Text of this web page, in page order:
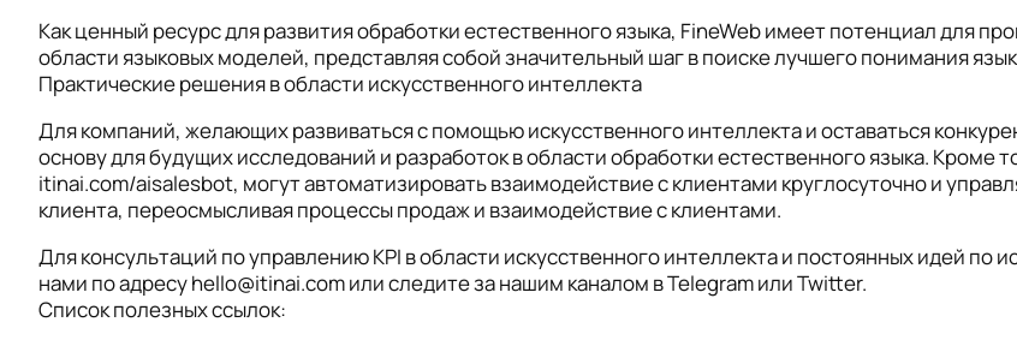
Как ценный ресурс для развития обработки естественного языка, FineWeb имеет потенциал для
области языковых моделей, представляя собой значительный шаг в поиске лучшего понимания
Практические решения в области искусственного интеллекта
Для компаний, желающих развиваться с помощью искусственного интеллекта и оставаться
основу для будущих исследований и разработок в области обработки естественного языка. Кроме
itinai.com/aisalesbot, могут автоматизировать взаимодействие с клиентами круглосуточно и
клиента, переосмысливая процессы продаж и взаимодействие с клиентами.
Для консультаций по управлению KPI в области искусственного интеллекта и постоянных идей по
нами по адресу hello@itinai.com или следите за нашим каналом в Telegram или Twitter.
Список полезных ссылок: